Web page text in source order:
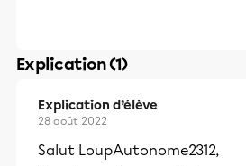
Explication (1)
Explication d’élève
28 août 2022
Salut LoupAutonome2312,